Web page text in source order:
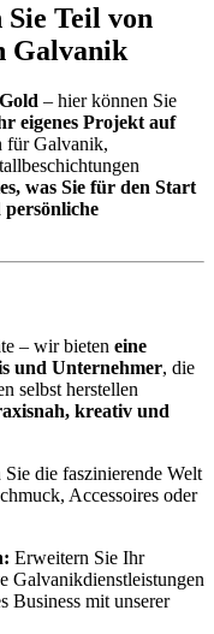
Teil von
Galvanik
– hier können Sie
eigenes Projekt auf
für Galvanik,
was Sie für den Start
– wir bieten eine
und Unternehmer, die
selbst herstellen
kreativ und
Sie die faszinierende Welt
Accessoires oder
Erweitern Sie Ihr
Galvanikdienstleistungen
Business mit unserer